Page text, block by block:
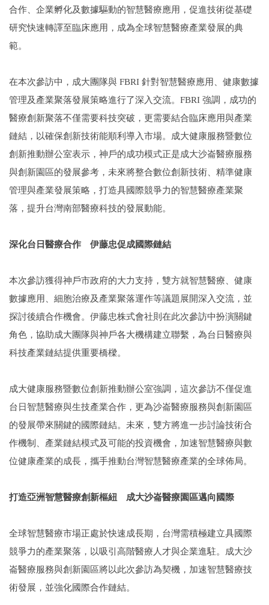
合作、企業孵化及數據驅動的智慧醫療應用，促進技術從基礎
研究快速轉譯至臨床應用，成為全球智慧醫療產業發展的典
範。
在本次參訪中，成大團隊與 FBRI 針對智慧醫療應用、健康數據
管理及產業聚落發展策略進行了深入交流。FBRI 強調，成功的
醫療創新聚落不僅需要科技突破，更需要結合臨床應用與產業
鏈結，以確保創新技術能順利導入市場。成大健康服務暨數位
創新推動辦公室表示，神戶的成功模式正是成大沙崙醫療服務
與創新園區的發展參考，未來將整合數位創新技術、精準健康
管理與產業發展策略，打造具國際競爭力的智慧醫療產業聚
落，提升台灣南部醫療科技的發展動能。
深化台日醫療合作 伊藤忠促成國際鏈結
本次參訪獲得神戶市政府的大力支持，雙方就智慧醫療、健康
數據應用、細胞治療及產業聚落運作等議題展開深入交流，並
探討後續合作機會。伊藤忠株式會社則在此次參訪中扮演關鍵
角色，協助成大團隊與神戶各大機構建立聯繫，為台日醫療與
科技產業鏈結提供重要橋樑。
成大健康服務暨數位創新推動辦公室強調，這次參訪不僅促進
台日智慧醫療與生技產業合作，更為沙崙醫療服務與創新園區
的發展帶來關鍵的國際鏈結。未來，雙方將進一步討論技術合
作機制、產業鏈結模式及可能的投資機會，加速智慧醫療與數
位健康產業的成長，攜手推動台灣智慧醫療產業的全球佈局。
打造亞洲智慧醫療創新樞紐 成大沙崙醫療園區邁向國際
全球智慧醫療市場正處於快速成長期，台灣需積極建立具國際
競爭力的產業聚落，以吸引高階醫療人才與企業進駐。成大沙
崙醫療服務與創新園區將以此次參訪為契機，加速智慧醫療技
術發展，並強化國際合作鏈結。